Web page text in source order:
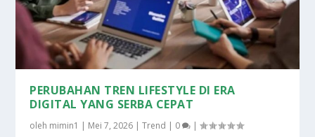
PERUBAHAN TREN LIFESTYLE DI ERA
DIGITAL YANG SERBA CEPAT
oleh mimin1 | Mei 7, 2026 |Trend | 0 |